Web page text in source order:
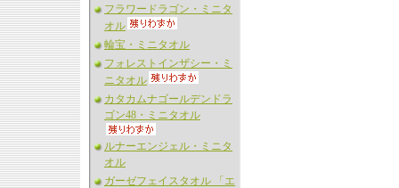
フラワードラゴン・ミニタ
オル
輪宝・ミニタオル
フォレストインザシー・ミ
ニタオル
カタカムナゴールデンドラ
ゴン48・ミニタオル
ルナーエンジェル・ミニタ
オル
ガーゼフェイスタオル 「エ